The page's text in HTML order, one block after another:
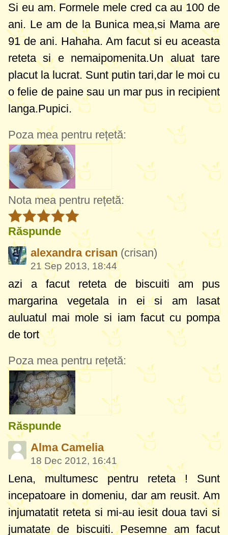
Si eu am. Formele mele cred ca au 100 de
ani. Le am de la Bunica mea,si Mama are
91 de ani. Hahaha. Am facut si eu aceasta
reteta si e nemaipomenita.Un aluat tare
placut la lucrat. Sunt putin tari,dar le moi cu
o felie de paine sau un mar pus in recipient
langa.Pupici.
Poza mea pentru rețetă:
Nota mea pentru rețetă:
Răspunde
alexandra crisan (crisan)
21 Sep 2013, 18:44
azi a facut reteta de biscuiti am pus
margarina vegetala in ei si am lasat
auluatul mai mole si iam facut cu pompa
de tort
Poza mea pentru rețetă:
Răspunde
Alma Camelia
18 Dec 2012, 16:41
Lena, multumesc pentru reteta ! Sunt
incepatoare in domeniu, dar am reusit. Am
injumatatit reteta si mi-au iesit doua tavi si
jumatate de biscuiti. Pesemne am facut